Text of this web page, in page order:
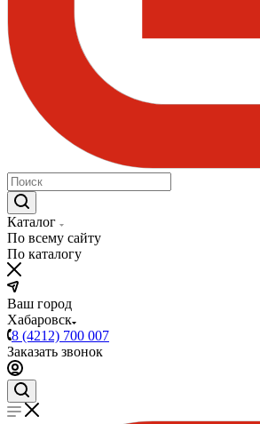
Каталог
По всему сайту
По каталогу
Ваш город
Хабаровск
8 (4212) 700 007
Заказать звонок